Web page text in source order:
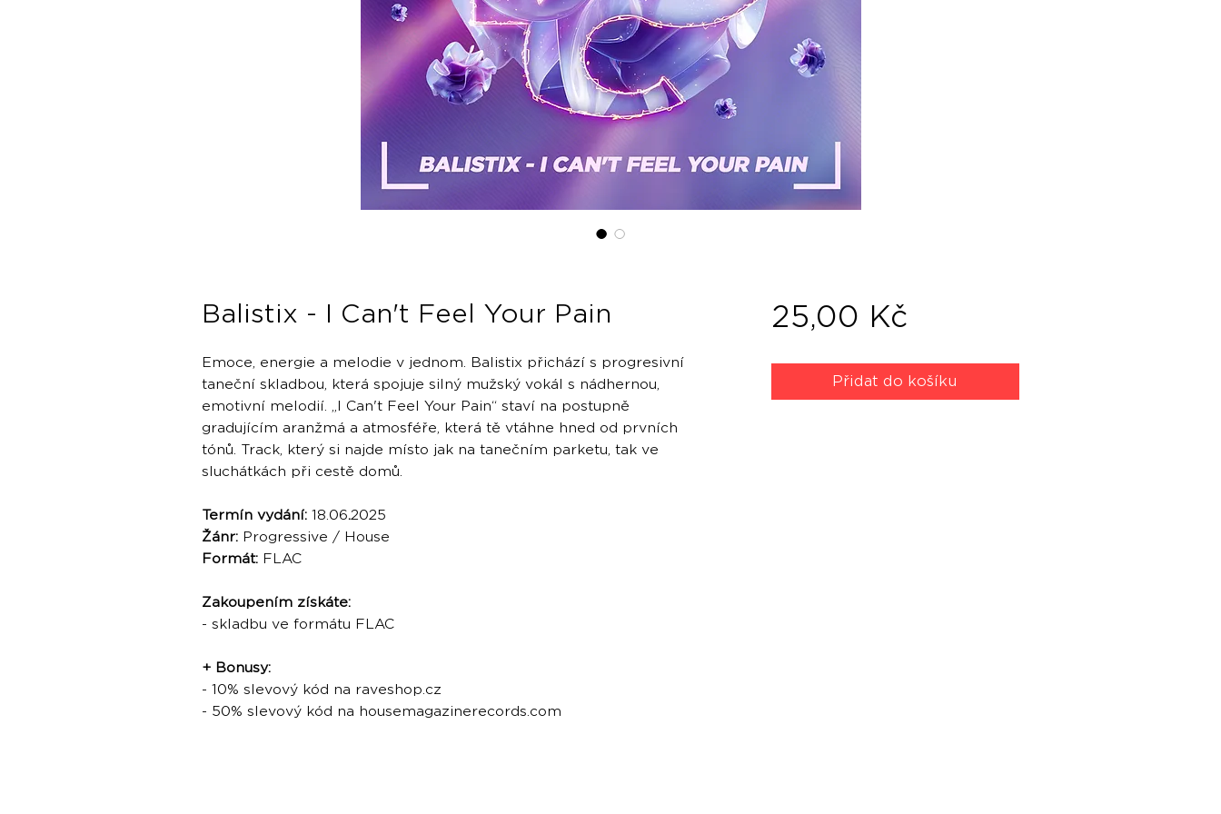
Balistix - I Can't Feel Your Pain
Emoce, energie a melodie v jednom. Balistix přichází s progresivní
taneční skladbou, která spojuje silný mužský vokál s nádhernou,
emotivní melodií. „I Can't Feel Your Pain“ staví na postupně
gradujícím aranžmá a atmosféře, která tě vtáhne hned od prvních
tónů. Track, který si najde místo jak na tanečním parketu, tak ve
sluchátkách při cestě domů.
Termín vydání: 18.06.2025
Žánr: Progressive / House
Formát: FLAC
Zakoupením získáte:
- skladbu ve formátu FLAC
+ Bonusy:
- 10% slevový kód na raveshop.cz
- 50% slevový kód na housemagazinerecords.com
25,00 KčCena
Přidat do košíku